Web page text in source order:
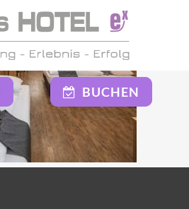
BUCHEN